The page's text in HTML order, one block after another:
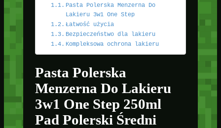
Pasta Polerska Menzerna Do
Lakieru 3w1 One Step
Łatwość użycia
Bezpieczeństwo dla lakieru
Kompleksowa ochrona lakieru
Pasta Polerska
Menzerna Do Lakieru
3w1 One Step 250ml
Pad Polerski Średni